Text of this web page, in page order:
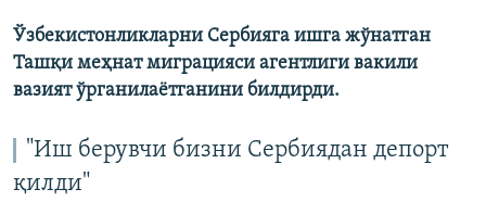
Ўзбекистонликларни Сербияга ишга жўнатган
Ташқи меҳнат миграцияси агентлиги вакили
вазият ўрганилаётганини билдирди.
"Иш берувчи бизни Сербиядан депорт
қилди"